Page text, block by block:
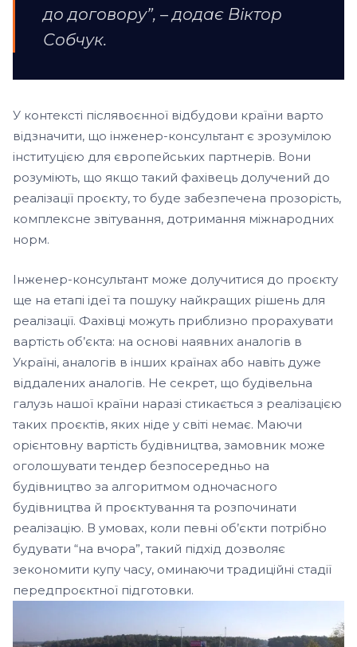
до договору”, – додає Віктор
Собчук.
У контексті післявоєнної відбудови країни варто
відзначити, що інженер-консультант є зрозумілою
інституцією для європейських партнерів. Вони
розуміють, що якщо такий фахівець долучений до
реалізації проєкту, то буде забезпечена прозорість,
комплексне звітування, дотримання міжнародних
норм.
Інженер-консультант може долучитися до проєкту
ще на етапі ідеї та пошуку найкращих рішень для
реалізації. Фахівці можуть приблизно прорахувати
вартість об’єкта: на основі наявних аналогів в
Україні, аналогів в інших країнах або навіть дуже
віддалених аналогів. Не секрет, що будівельна
галузь нашої країни наразі стикається з реалізацією
таких проєктів, яких ніде у світі немає. Маючи
орієнтовну вартість будівництва, замовник може
оголошувати тендер безпосередньо на
будівництво за алгоритмом одночасного
будівництва й проєктування та розпочинати
реалізацію. В умовах, коли певні об’єкти потрібно
будувати “на вчора”, такий підхід дозволяє
зекономити купу часу, оминаючи традиційні стадії
передпроєктної підготовки.